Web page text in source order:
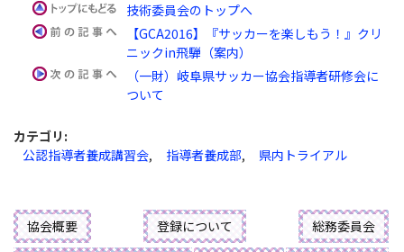
技術委員会のトップへ
【GCA2016】『サッカーを楽しもう！』クリ
ニックin飛騨（案内）
（一財）岐阜県サッカー協会指導者研修会に
ついて
カテゴリ :
公認指導者養成講習会, 指導者養成部, 県内トライアル
協会概要 登録について 総務委員会